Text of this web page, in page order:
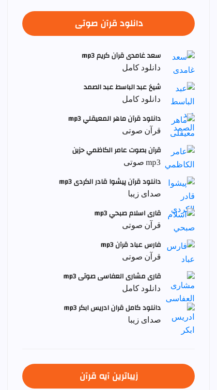
دانلود قرآن صوتی
سعد غامدی قرآن کریم mp3
دانلود کامل
شيخ عبد الباسط عبد الصمد
دانلود کامل
دانلود قرآن ماهر المعيقلي mp3
قرآن صوتی
قرآن بصوت عامر الكاظمي حزين
mp3 صوتی
دانلود قرآن پیشوا قادر الکردی mp3
صدای زیبا
قاری اسلام صبحي mp3
قرآن صوتی
فارس عباد قرآن mp3
قرآن صوتی
قاری مشاری العفاسی صوتی mp3
دانلود کامل
دانلود کامل قران ادریس ابکر mp3
صدای زیبا
زیباترین آیه قرآن